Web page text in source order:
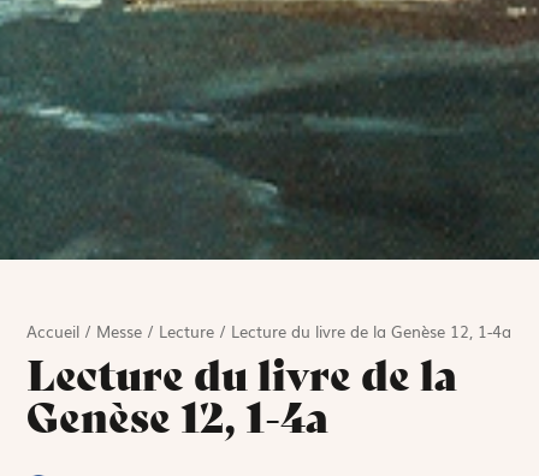
Accueil / Messe / Lecture / Lecture du livre de la Genèse 12, 1-4a
Lecture du livre de la
Genèse 12, 1-4a